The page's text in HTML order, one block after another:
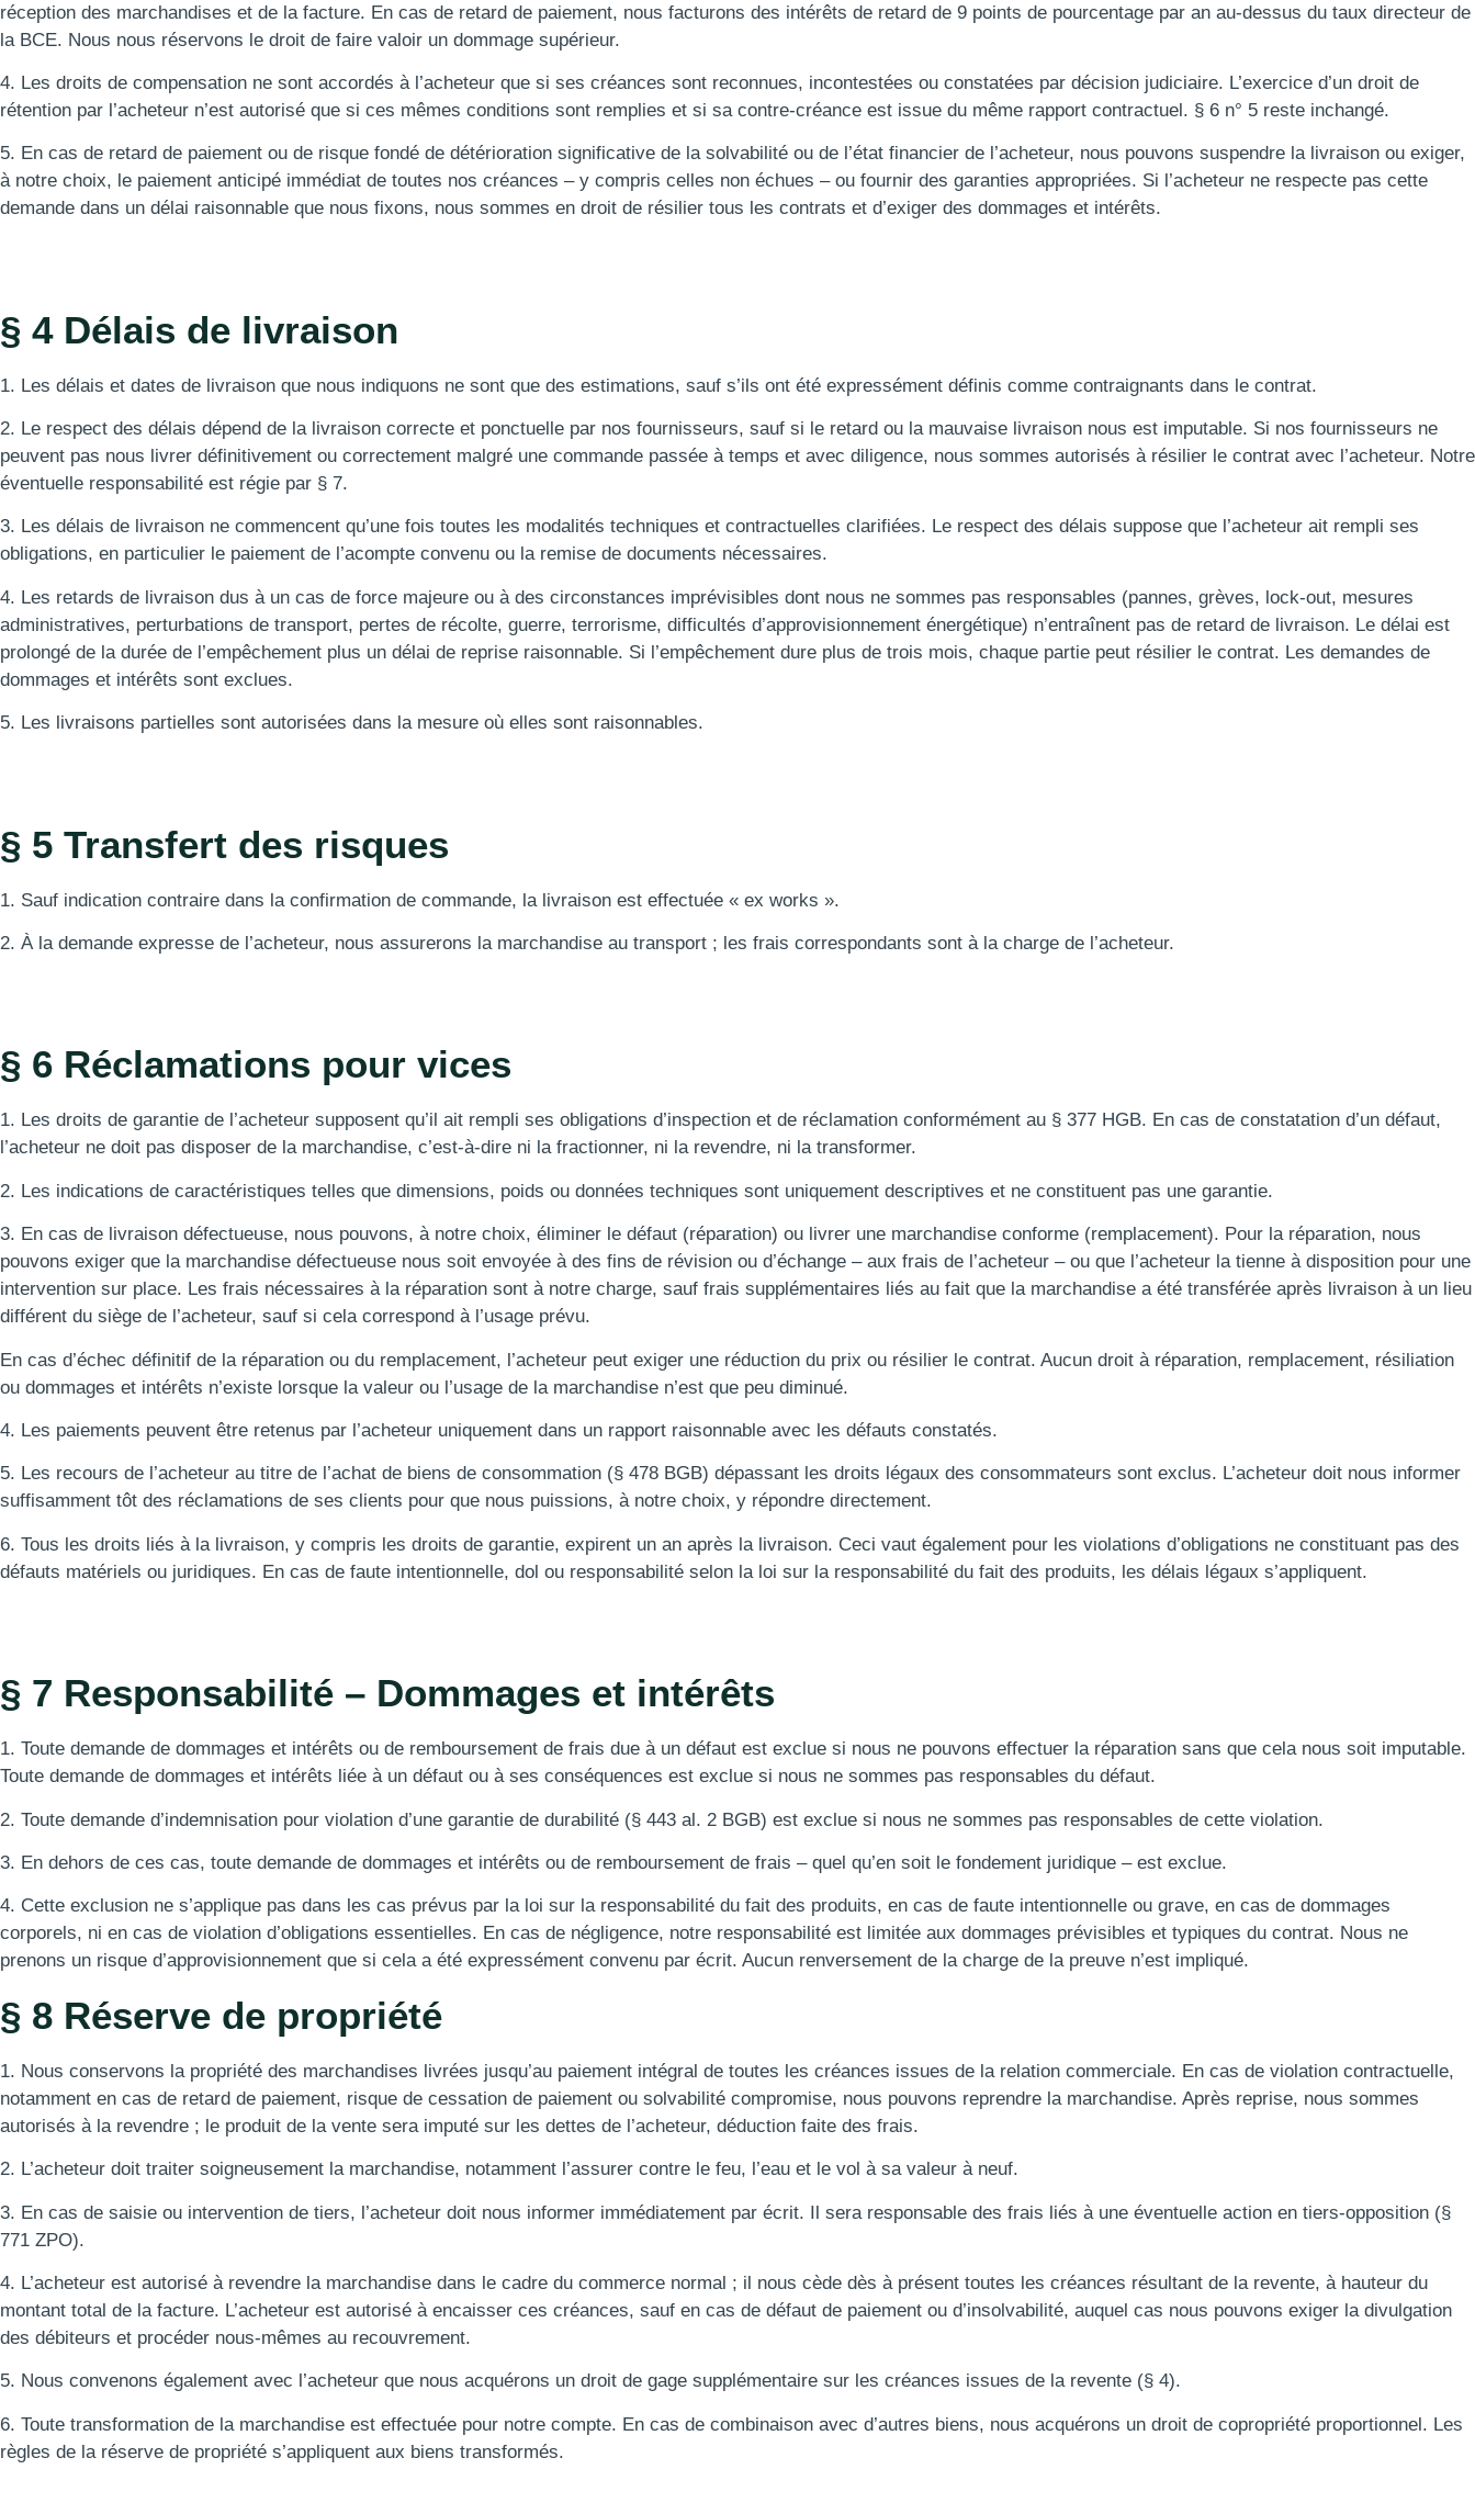
réception des marchandises et de la facture. En cas de retard de paiement, nous facturons des intérêts de retard de 9 points de pourcentage par an au-dessus du taux directeur de
la BCE. Nous nous réservons le droit de faire valoir un dommage supérieur.
4. Les droits de compensation ne sont accordés à l’acheteur que si ses créances sont reconnues, incontestées ou constatées par décision judiciaire. L’exercice d’un droit de
rétention par l’acheteur n’est autorisé que si ces mêmes conditions sont remplies et si sa contre-créance est issue du même rapport contractuel. § 6 n° 5 reste inchangé.
5. En cas de retard de paiement ou de risque fondé de détérioration significative de la solvabilité ou de l’état financier de l’acheteur, nous pouvons suspendre la livraison ou exiger,
à notre choix, le paiement anticipé immédiat de toutes nos créances – y compris celles non échues – ou fournir des garanties appropriées. Si l’acheteur ne respecte pas cette
demande dans un délai raisonnable que nous fixons, nous sommes en droit de résilier tous les contrats et d’exiger des dommages et intérêts.
§ 4 Délais de livraison
1. Les délais et dates de livraison que nous indiquons ne sont que des estimations, sauf s’ils ont été expressément définis comme contraignants dans le contrat.
2. Le respect des délais dépend de la livraison correcte et ponctuelle par nos fournisseurs, sauf si le retard ou la mauvaise livraison nous est imputable. Si nos fournisseurs ne
peuvent pas nous livrer définitivement ou correctement malgré une commande passée à temps et avec diligence, nous sommes autorisés à résilier le contrat avec l’acheteur. Notre
éventuelle responsabilité est régie par § 7.
3. Les délais de livraison ne commencent qu’une fois toutes les modalités techniques et contractuelles clarifiées. Le respect des délais suppose que l’acheteur ait rempli ses
obligations, en particulier le paiement de l’acompte convenu ou la remise de documents nécessaires.
4. Les retards de livraison dus à un cas de force majeure ou à des circonstances imprévisibles dont nous ne sommes pas responsables (pannes, grèves, lock-out, mesures
administratives, perturbations de transport, pertes de récolte, guerre, terrorisme, difficultés d’approvisionnement énergétique) n’entraînent pas de retard de livraison. Le délai est
prolongé de la durée de l’empêchement plus un délai de reprise raisonnable. Si l’empêchement dure plus de trois mois, chaque partie peut résilier le contrat. Les demandes de
dommages et intérêts sont exclues.
5. Les livraisons partielles sont autorisées dans la mesure où elles sont raisonnables.
§ 5 Transfert des risques
1. Sauf indication contraire dans la confirmation de commande, la livraison est effectuée « ex works ».
2. À la demande expresse de l’acheteur, nous assurerons la marchandise au transport ; les frais correspondants sont à la charge de l’acheteur.
§ 6 Réclamations pour vices
1. Les droits de garantie de l’acheteur supposent qu’il ait rempli ses obligations d’inspection et de réclamation conformément au § 377 HGB. En cas de constatation d’un défaut,
l’acheteur ne doit pas disposer de la marchandise, c’est-à-dire ni la fractionner, ni la revendre, ni la transformer.
2. Les indications de caractéristiques telles que dimensions, poids ou données techniques sont uniquement descriptives et ne constituent pas une garantie.
3. En cas de livraison défectueuse, nous pouvons, à notre choix, éliminer le défaut (réparation) ou livrer une marchandise conforme (remplacement). Pour la réparation, nous
pouvons exiger que la marchandise défectueuse nous soit envoyée à des fins de révision ou d’échange – aux frais de l’acheteur – ou que l’acheteur la tienne à disposition pour une
intervention sur place. Les frais nécessaires à la réparation sont à notre charge, sauf frais supplémentaires liés au fait que la marchandise a été transférée après livraison à un lieu
différent du siège de l’acheteur, sauf si cela correspond à l’usage prévu.
En cas d’échec définitif de la réparation ou du remplacement, l’acheteur peut exiger une réduction du prix ou résilier le contrat. Aucun droit à réparation, remplacement, résiliation
ou dommages et intérêts n’existe lorsque la valeur ou l’usage de la marchandise n’est que peu diminué.
4. Les paiements peuvent être retenus par l’acheteur uniquement dans un rapport raisonnable avec les défauts constatés.
5. Les recours de l’acheteur au titre de l’achat de biens de consommation (§ 478 BGB) dépassant les droits légaux des consommateurs sont exclus. L’acheteur doit nous informer
suffisamment tôt des réclamations de ses clients pour que nous puissions, à notre choix, y répondre directement.
6. Tous les droits liés à la livraison, y compris les droits de garantie, expirent un an après la livraison. Ceci vaut également pour les violations d’obligations ne constituant pas des
défauts matériels ou juridiques. En cas de faute intentionnelle, dol ou responsabilité selon la loi sur la responsabilité du fait des produits, les délais légaux s’appliquent.
§ 7 Responsabilité – Dommages et intérêts
1. Toute demande de dommages et intérêts ou de remboursement de frais due à un défaut est exclue si nous ne pouvons effectuer la réparation sans que cela nous soit imputable.
Toute demande de dommages et intérêts liée à un défaut ou à ses conséquences est exclue si nous ne sommes pas responsables du défaut.
2. Toute demande d’indemnisation pour violation d’une garantie de durabilité (§ 443 al. 2 BGB) est exclue si nous ne sommes pas responsables de cette violation.
3. En dehors de ces cas, toute demande de dommages et intérêts ou de remboursement de frais – quel qu’en soit le fondement juridique – est exclue.
4. Cette exclusion ne s’applique pas dans les cas prévus par la loi sur la responsabilité du fait des produits, en cas de faute intentionnelle ou grave, en cas de dommages
corporels, ni en cas de violation d’obligations essentielles. En cas de négligence, notre responsabilité est limitée aux dommages prévisibles et typiques du contrat. Nous ne
prenons un risque d’approvisionnement que si cela a été expressément convenu par écrit. Aucun renversement de la charge de la preuve n’est impliqué.
§ 8 Réserve de propriété
1. Nous conservons la propriété des marchandises livrées jusqu’au paiement intégral de toutes les créances issues de la relation commerciale. En cas de violation contractuelle,
notamment en cas de retard de paiement, risque de cessation de paiement ou solvabilité compromise, nous pouvons reprendre la marchandise. Après reprise, nous sommes
autorisés à la revendre ; le produit de la vente sera imputé sur les dettes de l’acheteur, déduction faite des frais.
2. L’acheteur doit traiter soigneusement la marchandise, notamment l’assurer contre le feu, l’eau et le vol à sa valeur à neuf.
3. En cas de saisie ou intervention de tiers, l’acheteur doit nous informer immédiatement par écrit. Il sera responsable des frais liés à une éventuelle action en tiers-opposition (§
771 ZPO).
4. L’acheteur est autorisé à revendre la marchandise dans le cadre du commerce normal ; il nous cède dès à présent toutes les créances résultant de la revente, à hauteur du
montant total de la facture. L’acheteur est autorisé à encaisser ces créances, sauf en cas de défaut de paiement ou d’insolvabilité, auquel cas nous pouvons exiger la divulgation
des débiteurs et procéder nous-mêmes au recouvrement.
5. Nous convenons également avec l’acheteur que nous acquérons un droit de gage supplémentaire sur les créances issues de la revente (§ 4).
6. Toute transformation de la marchandise est effectuée pour notre compte. En cas de combinaison avec d’autres biens, nous acquérons un droit de copropriété proportionnel. Les
règles de la réserve de propriété s’appliquent aux biens transformés.